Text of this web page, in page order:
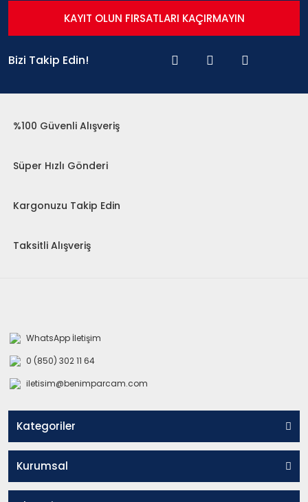
KAYIT OLUN FIRSATLARI KAÇIRMAYIN
Bizi Takip Edin!
%100 Güvenli Alışveriş
Süper Hızlı Gönderi
Kargonuzu Takip Edin
Taksitli Alışveriş
WhatsApp İletişim
0 (850) 302 11 64
iletisim@benimparcam.com
Kategoriler
Kurumsal